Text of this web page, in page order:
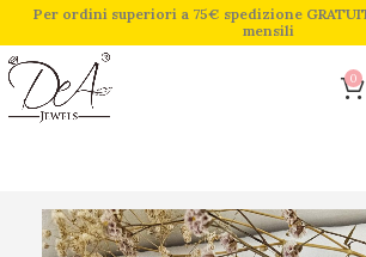
Per ordini superiori a 75€ spedizione
mensili
0